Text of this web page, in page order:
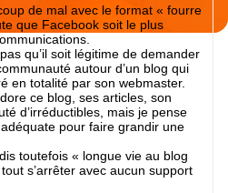
de mal avec le format « fourre
que Facebook soit le plus
qu’il soit légitime de demander
autour d’un blog qui
en totalité par son webmaster.
ce blog, ses articles, son
d’irréductibles, mais je pense
pour faire grandir une
toutefois « longue vie au blog
s’arrêter avec aucun support